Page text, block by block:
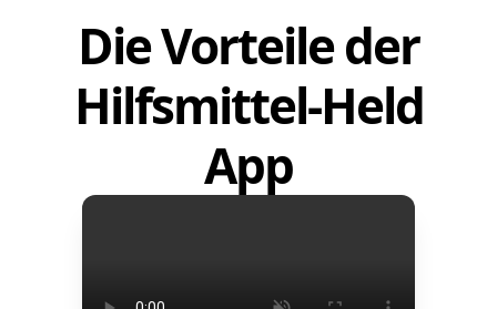
Die Vorteile der
Hilfsmittel-Held
App